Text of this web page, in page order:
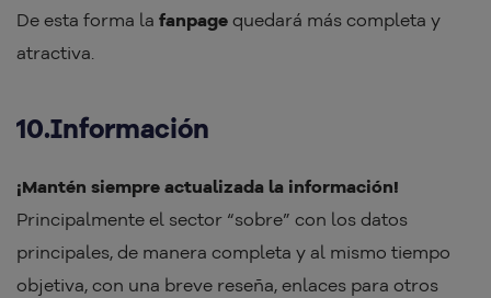
De esta forma la fanpage quedará más completa y
atractiva.
10.Información
¡Mantén siempre actualizada la información!
Principalmente el sector “sobre” con los datos
principales, de manera completa y al mismo tiempo
objetiva, con una breve reseña, enlaces para otros